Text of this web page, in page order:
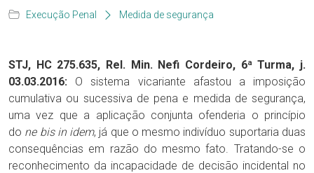
Execução Penal Medida de segurança
STJ, HC 275.635, Rel. Min. Nefi Cordeiro, 6ª Turma, j.
03.03.2016: O sistema vicariante afastou a imposição
cumulativa ou sucessiva de pena e medida de segurança,
uma vez que a aplicação conjunta ofenderia o princípio
do ne bis in idem, já que o mesmo indivíduo suportaria duas
consequências em razão do mesmo fato. Tratando-se o
reconhecimento da incapacidade de decisão incidental no